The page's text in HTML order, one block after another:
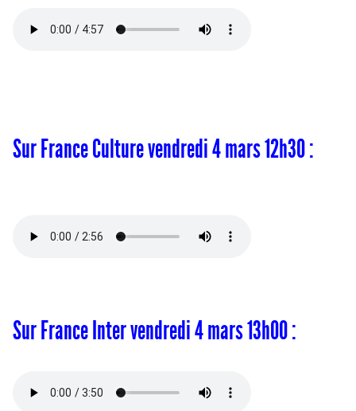
Sur France Culture vendredi 4 mars 12h30 :
Sur France Inter vendredi 4 mars 13h00 :